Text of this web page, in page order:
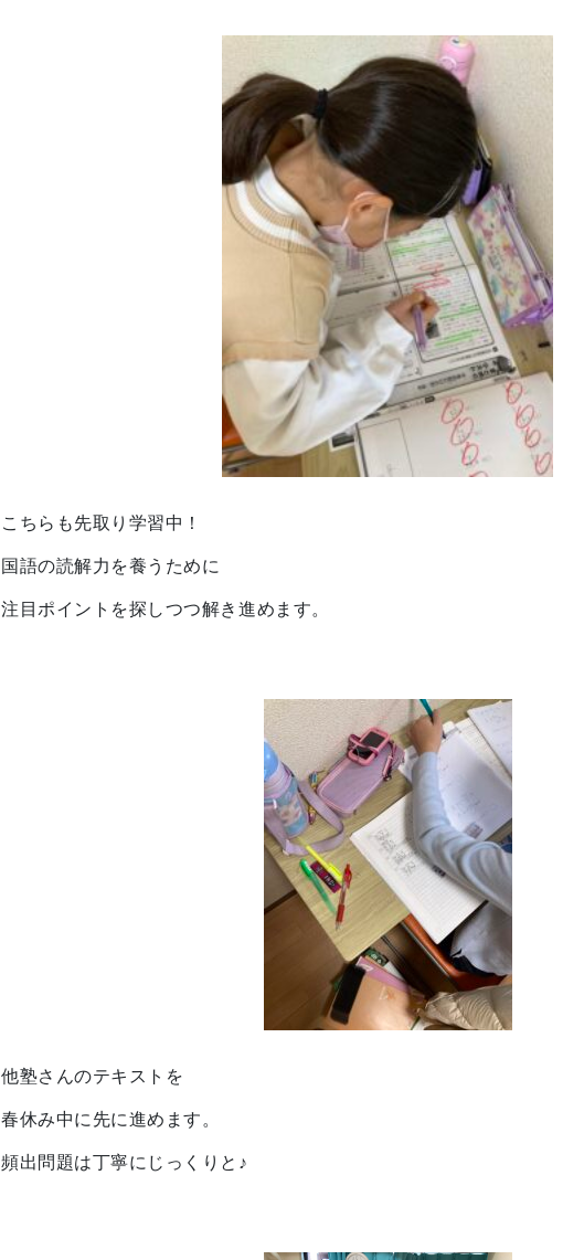
こちらも先取り学習中！
国語の読解力を養うために
注目ポイントを探しつつ解き進めます。
他塾さんのテキストを
春休み中に先に進めます。
頻出問題は丁寧にじっくりと♪